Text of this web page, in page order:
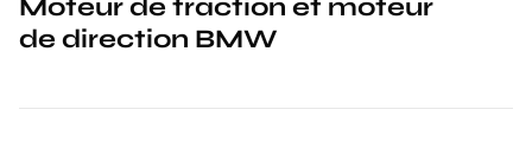
Moteur de traction et moteur
de direction BMW